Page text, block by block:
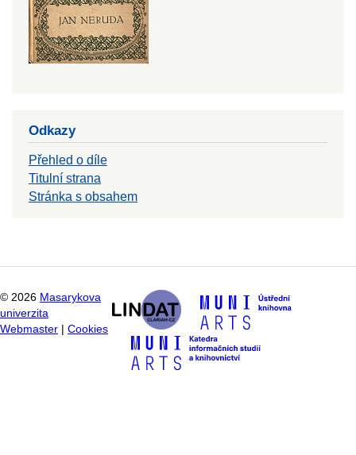
Odkazy
Přehled o díle
Titulní strana
Stránka s obsahem
© 2026 Masarykova
univerzita
Webmaster
Cookies